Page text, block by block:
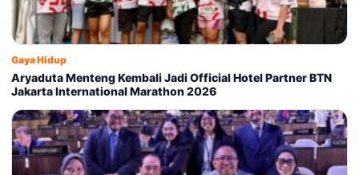
Gaya Hidup
Aryaduta Menteng Kembali Jadi Official Hotel Partner BTN
Jakarta International Marathon 2026